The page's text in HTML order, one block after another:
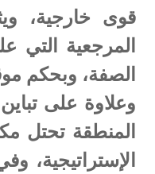
قوى خارجية،
المرجعية
الصفة، وبحكم
وعلاوة على
المنطقة تحتل
الإستراتيجية،